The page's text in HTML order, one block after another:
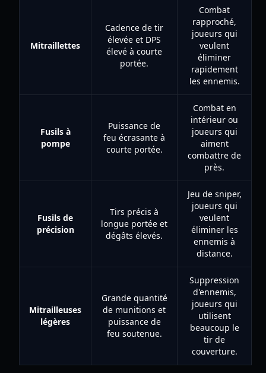
Mitraillettes
Cadence de tir
élevée et DPS
élevé à courte
portée.
Combat
rapproché,
joueurs qui
veulent
éliminer
rapidement
les ennemis.
Fusils à
pompe
Puissance de
feu écrasante à
courte portée.
Combat en
intérieur ou
joueurs qui
aiment
combattre de
près.
Fusils de
précision
Tirs précis à
longue portée et
dégâts élevés.
Jeu de sniper,
joueurs qui
veulent
éliminer les
ennemis à
distance.
Mitrailleuses
légères
Grande quantité
de munitions et
puissance de
feu soutenue.
Suppression
d'ennemis,
joueurs qui
utilisent
beaucoup le
tir de
couverture.